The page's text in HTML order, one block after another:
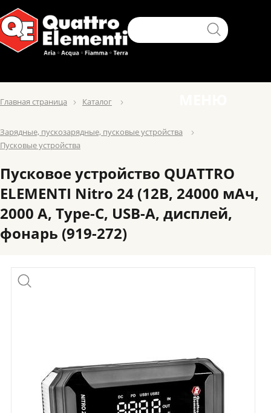
Главная страница Каталог
Зарядные, пускозарядные, пусковые устройства
Пусковые устройства
Пусковое устройство QUATTRO
ELEMENTI Nitro 24 (12В, 24000 мАч,
2000 А, Type-C, USB-A, дисплей,
фонарь (919-272)